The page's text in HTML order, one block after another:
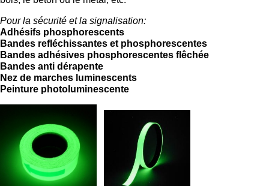
Pour la sécurité et la signalisation:
Adhésifs phosphorescents
Bandes refléchissantes et phosphorescentes
Bandes adhésives phosphorescentes flêchée
Bandes anti dérapente
Nez de marches luminescents
Peinture photoluminescente